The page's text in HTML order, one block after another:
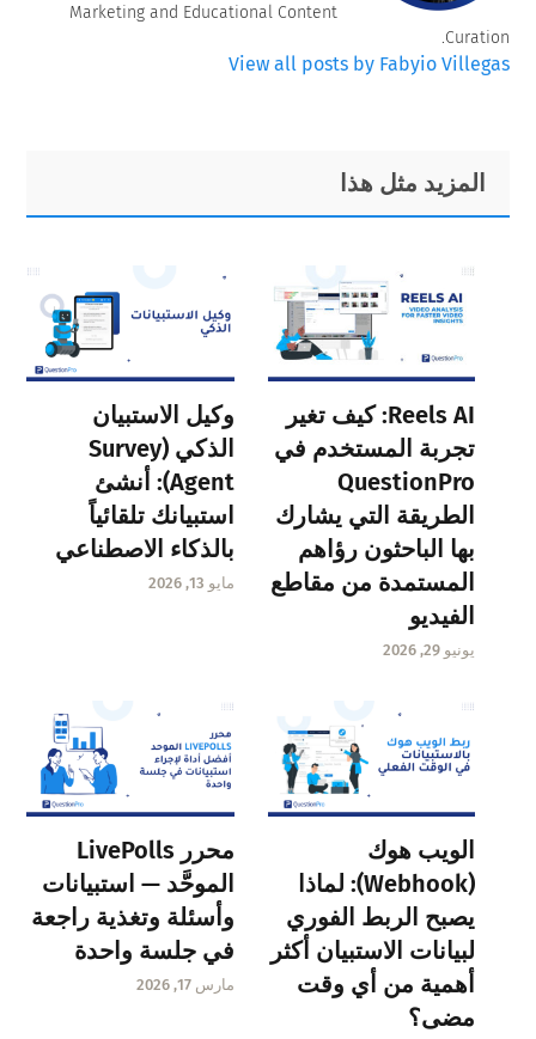
Marketing and Educational Content
Curation.
View all posts by Fabyio Villegas
Primary
Sidebar
Footer
المزيد مثل هذا
Reels AI: كيف تغير
تجربة المستخدم في
QuestionPro
الطريقة التي يشارك
بها الباحثون رؤاهم
المستمدة من مقاطع
الفيديو
يونيو 29, 2026
وكيل الاستبيان
الذكي (Survey
Agent): أنشئ
استبيانك تلقائياً
بالذكاء الاصطناعي
مايو 13, 2026
الويب هوك
(Webhook): لماذا
يصبح الربط الفوري
لبيانات الاستبيان أكثر
أهمية من أي وقت
مضى؟
محرر LivePolls
الموحَّد — استبيانات
وأسئلة وتغذية راجعة
في جلسة واحدة
مارس 17, 2026